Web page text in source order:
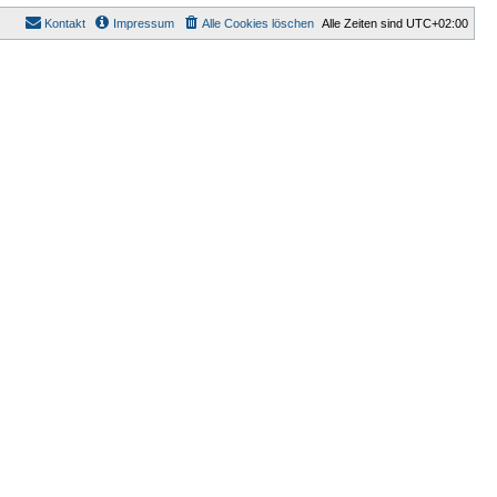
Alle Zeiten sind UTC+02:00
Alle Cookies löschen
Impressum
Kontakt